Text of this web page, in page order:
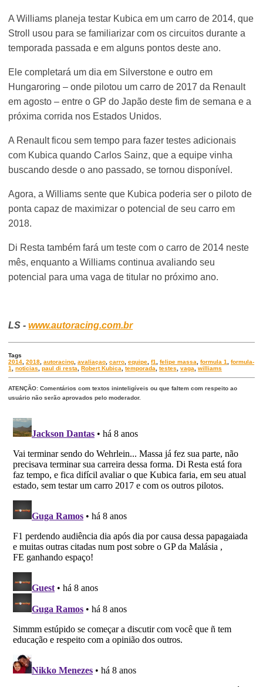
A Williams planeja testar Kubica em um carro de 2014, que
Stroll usou para se familiarizar com os circuitos durante a
temporada passada e em alguns pontos deste ano.
Ele completará um dia em Silverstone e outro em
Hungaroring – onde pilotou um carro de 2017 da Renault
em agosto – entre o GP do Japão deste fim de semana e a
próxima corrida nos Estados Unidos.
A Renault ficou sem tempo para fazer testes adicionais
com Kubica quando Carlos Sainz, que a equipe vinha
buscando desde o ano passado, se tornou disponível.
Agora, a Williams sente que Kubica poderia ser o piloto de
ponta capaz de maximizar o potencial de seu carro em
2018.
Di Resta também fará um teste com o carro de 2014 neste
mês, enquanto a Williams continua avaliando seu
potencial para uma vaga de titular no próximo ano.
LS -www.autoracing.com.br
Tags
2014 ,2018 ,autoracing ,avaliaçao ,carro ,equipe ,f1 ,felipe massa ,formula 1 ,formula-
1
,noticias ,paul di resta ,Robert Kubica ,temporada ,testes ,vaga ,williams
ATENÇÃO: Comentários com textos ininteligíveis ou que faltem com respeito ao
usuário não serão aprovados pelo moderador.